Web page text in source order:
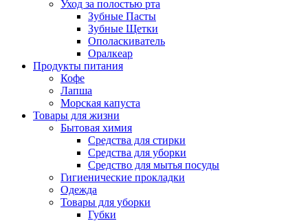
Уход за полостью рта
Зубные Пасты
Зубные Щетки
Ополаскиватель
Оралкеар
Продукты питания
Кофе
Лапша
Морская капуста
Товары для жизни
Бытовая химия
Средства для стирки
Средства для уборки
Средство для мытья посуды
Гигиенические прокладки
Одежда
Товары для уборки
Губки